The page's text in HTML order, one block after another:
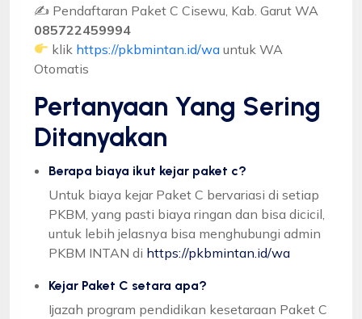
✍ Pendaftaran Paket C Cisewu, Kab. Garut WA
085722459994
klik https://pkbmintan.id/wa untuk WA
Otomatis
Pertanyaan Yang Sering
Ditanyakan
Berapa biaya ikut kejar paket c?
Untuk biaya kejar Paket C bervariasi di setiap
PKBM, yang pasti biaya ringan dan bisa dicicil,
untuk lebih jelasnya bisa menghubungi admin
PKBM INTAN di https://pkbmintan.id/wa
Kejar Paket C setara apa?
Ijazah program pendidikan kesetaraan Paket C